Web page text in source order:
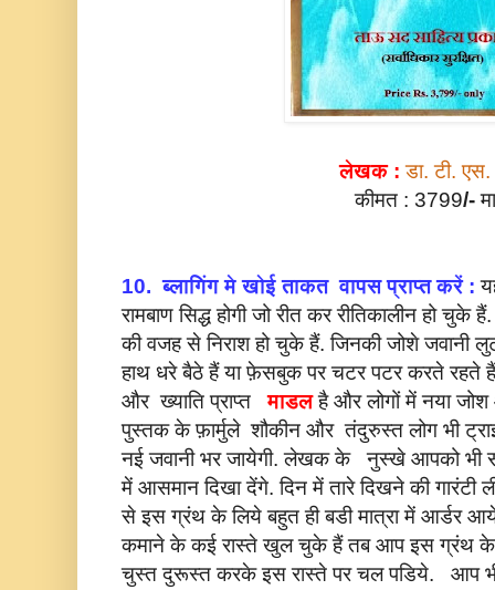
लेखक : डा. टी. एस.
कीमत : 3799/-
10. ब्लागिंग मे खोई ताकत वापस प्राप्त करें :
रामबाण सिद्ध होगी जो रीत कर रीतिकालीन हो
की वजह से निराश हो चुके हैं. जिनकी जोशे जवानी
हाथ धरे बैठे हैं या फ़ेसबुक पर चटर पटर करते रहते
और ख्याति प्राप्त
माडलहै और लोगों में नया जोश
पुस्तक के फ़ार्मुले शौकीन और तंदुरुस्त लोग भी
नई जवानी भर जायेगी. लेखक के नुस्खे आपको भी
में आसमान दिखा देंगे. दिन में तारे दिखने की गारंटी
से इस ग्रंथ के लिये बहुत ही बडी मात्रा में
कमाने के कई रास्ते खुल चुके हैं तब आप इस ग्रंथ
चुस्त दुरूस्त करके इस रास्ते पर चल पडिये. आप